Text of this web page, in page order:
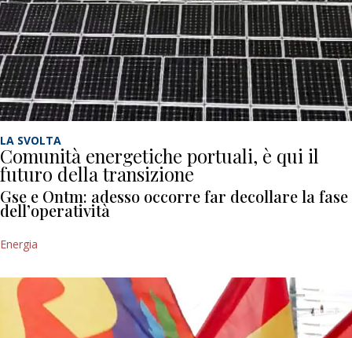
LA SVOLTA
Comunità energetiche portuali, è qui il
futuro della transizione
Gse e Ontm: adesso occorre far decollare la fase
dell’operatività
Energia